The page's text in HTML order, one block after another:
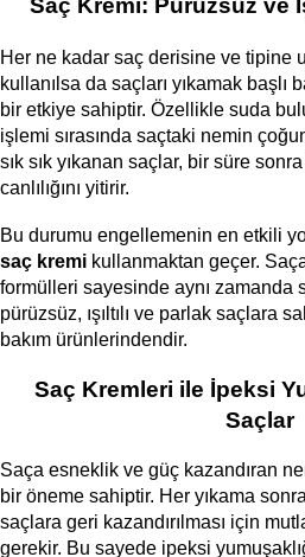
Her ne kadar saç derisine ve tipine
kullanılsa da saçları yıkamak başlı
bir etkiye sahiptir. Özellikle suda
işlemi sırasında saçtaki nemin
sık sık yıkanan saçlar, bir süre
canlılığını yitirir.
saç kremi kullanmaktan geçer.
formülleri sayesinde aynı zamanda
pürüzsüz, ışıltılı ve parlak saçlara
bakım ürünlerindendir.
Saç Kremleri ile İpeksi
Saçlar
Saça esneklik ve güç kazandıran
bir öneme sahiptir. Her yıkama
saçlara geri kazandırılması için
gerekir. Bu sayede ipeksi